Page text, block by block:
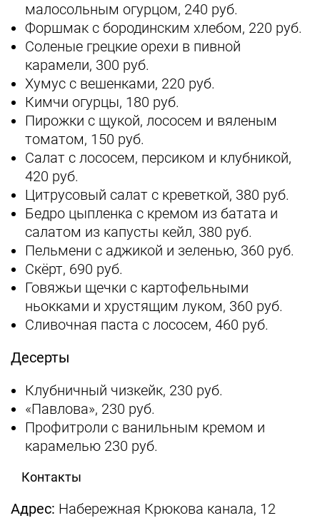
малосольным огурцом, 240 руб.
Форшмак с бородинским хлебом, 220 руб.
Соленые грецкие орехи в пивной
карамели, 300 руб.
Хумус с вешенками, 220 руб.
Кимчи огурцы, 180 руб.
Пирожки с щукой, лососем и вяленым
томатом, 150 руб.
Салат с лососем, персиком и клубникой,
420 руб.
Цитрусовый салат с креветкой, 380 руб.
Бедро цыпленка с кремом из батата и
салатом из капусты кейл, 380 руб.
Пельмени с аджикой и зеленью, 360 руб.
Скёрт, 690 руб.
Говяжьи щечки с картофельными
ньокками и хрустящим луком, 360 руб.
Сливочная паста с лососем, 460 руб.
Десерты
Клубничный чизкейк, 230 руб.
«Павлова», 230 руб.
Профитроли с ванильным кремом и
карамелью 230 руб.
Контакты
Адрес: Набережная Крюкова канала, 12